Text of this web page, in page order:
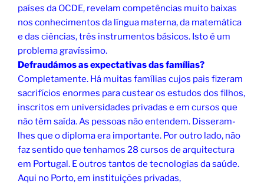
países da OCDE, revelam competências muito baixas
nos conhecimentos da língua materna, da matemática
e das ciências, três instrumentos básicos. Isto é um
problema gravíssimo.
Defraudámos as expectativas das famílias?
Completamente. Há muitas famílias cujos pais fizeram
sacrifícios enormes para custear os estudos dos filhos,
inscritos em universidades privadas e em cursos que
não têm saída. As pessoas não entendem. Disseram-
lhes que o diploma era importante. Por outro lado, não
faz sentido que tenhamos 28 cursos de arquitectura
em Portugal. E outros tantos de tecnologias da saúde.
Aqui no Porto, em instituições privadas,